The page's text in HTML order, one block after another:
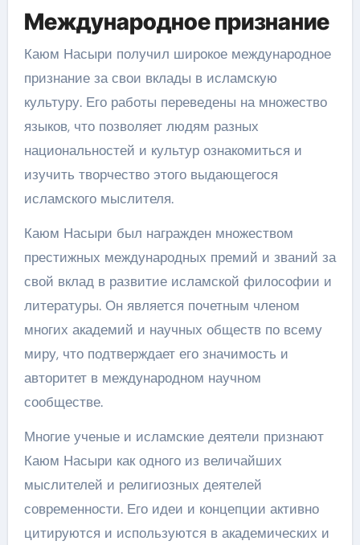
Международное признание
Каюм Насыри получил широкое международное
признание за свои вклады в исламскую
культуру. Его работы переведены на множество
языков, что позволяет людям разных
национальностей и культур ознакомиться и
изучить творчество этого выдающегося
исламского мыслителя.
Каюм Насыри был награжден множеством
престижных международных премий и званий за
свой вклад в развитие исламской философии и
литературы. Он является почетным членом
многих академий и научных обществ по всему
миру, что подтверждает его значимость и
авторитет в международном научном
сообществе.
Многие ученые и исламские деятели признают
Каюм Насыри как одного из величайших
мыслителей и религиозных деятелей
современности. Его идеи и концепции активно
цитируются и используются в академических и